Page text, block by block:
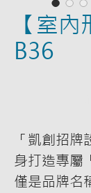
【室內
B36
「凱創招
身打造專屬
僅是品牌名